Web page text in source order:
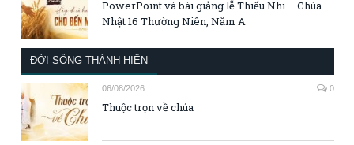
PowerPoint và bài giảng lễ Thiếu Nhi – Chúa
Nhật 16 Thường Niên, Năm A
ĐỜI SỐNG THÁNH HIẾN
06/08/2026 0
Thuộc trọn về chúa